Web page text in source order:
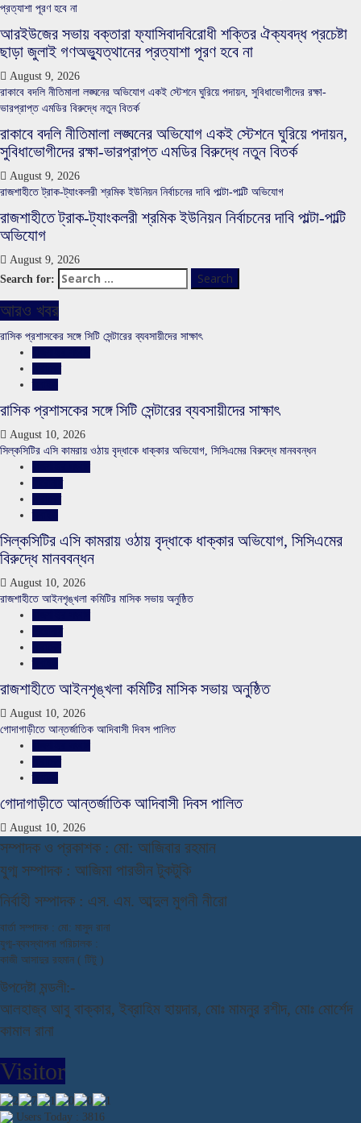
প্রত্যাশা পূরণ হবে না
আরইউজের সভায় বক্তারা ফ্যাসিবাদবিরোধী শক্তির ঐক্যবদ্ধ প্রচেষ্টা
ছাড়া জুলাই গণঅভ্যুত্থানের প্রত্যাশা পূরণ হবে না
August 9, 2026
রাকাবে বদলি নীতিমালা লঙ্ঘনের অভিযোগ একই স্টেশনে ঘুরিয়ে পদায়ন, সুবিধাভোগীদের রক্ষা-
ভারপ্রাপ্ত এমডির বিরুদ্ধে নতুন বিতর্ক
রাকাবে বদলি নীতিমালা লঙ্ঘনের অভিযোগ একই স্টেশনে ঘুরিয়ে পদায়ন,
সুবিধাভোগীদের রক্ষা-ভারপ্রাপ্ত এমডির বিরুদ্ধে নতুন বিতর্ক
August 9, 2026
রাজশাহীতে ট্রাক-ট্যাংকলরী শ্রমিক ইউনিয়ন নির্বাচনের দাবি পাল্টা-পাল্টি অভিযোগ
রাজশাহীতে ট্রাক-ট্যাংকলরী শ্রমিক ইউনিয়ন নির্বাচনের দাবি পাল্টা-পাল্টি
অভিযোগ
August 9, 2026
Search for:
আরও খবর
রাসিক প্রশাসকের সঙ্গে সিটি সেন্টারের ব্যবসায়ীদের সাক্ষাৎ
রাসিক প্রশাসকের সঙ্গে সিটি সেন্টারের ব্যবসায়ীদের সাক্ষাৎ
August 10, 2026
সিল্কসিটির এসি কামরায় ওঠায় বৃদ্ধাকে ধাক্কার অভিযোগ, সিসিএমের বিরুদ্ধে মানববন্ধন
সিল্কসিটির এসি কামরায় ওঠায় বৃদ্ধাকে ধাক্কার অভিযোগ, সিসিএমের
বিরুদ্ধে মানববন্ধন
August 10, 2026
রাজশাহীতে আইনশৃঙ্খলা কমিটির মাসিক সভায় অনুষ্ঠিত
রাজশাহীতে আইনশৃঙ্খলা কমিটির মাসিক সভায় অনুষ্ঠিত
August 10, 2026
গোদাগাড়ীতে আন্তর্জাতিক আদিবাসী দিবস পালিত
গোদাগাড়ীতে আন্তর্জাতিক আদিবাসী দিবস পালিত
August 10, 2026
সম্পাদক ও প্রকাশক : মো: আজিবার রহমান
যুগ্ম সম্পাদক : আজিমা পারভীন টুকটুকি
নির্বাহী সম্পাদক : এস. এম. আব্দুল মুগনী নীরো
বার্তা সম্পাদক : মো: মাসুদ রানা
যুগ্ম-ব্যবস্থাপনা পরিচালক :
কাজী আসাদুর রহমান ( টিটু )
উপদেষ্টা মন্ডলী:-
আলহাজ্ব আবু বাক্কার, ইব্রাহিম হায়দার, মোঃ মামনুর রশীদ, মোঃ মোর্শেদ
কামাল রানা
Visitor
Users Today : 3816